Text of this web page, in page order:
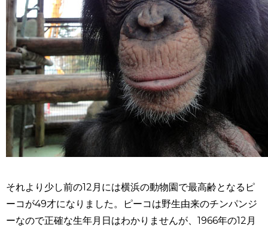
それより少し前の12月には横浜の動物園で最高齢となるピ
ーコが49才になりました。ピーコは野生由来のチンパンジ
ーなので正確な生年月日はわかりませんが、1966年の12月